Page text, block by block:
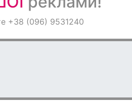
+38 (096) 9531240